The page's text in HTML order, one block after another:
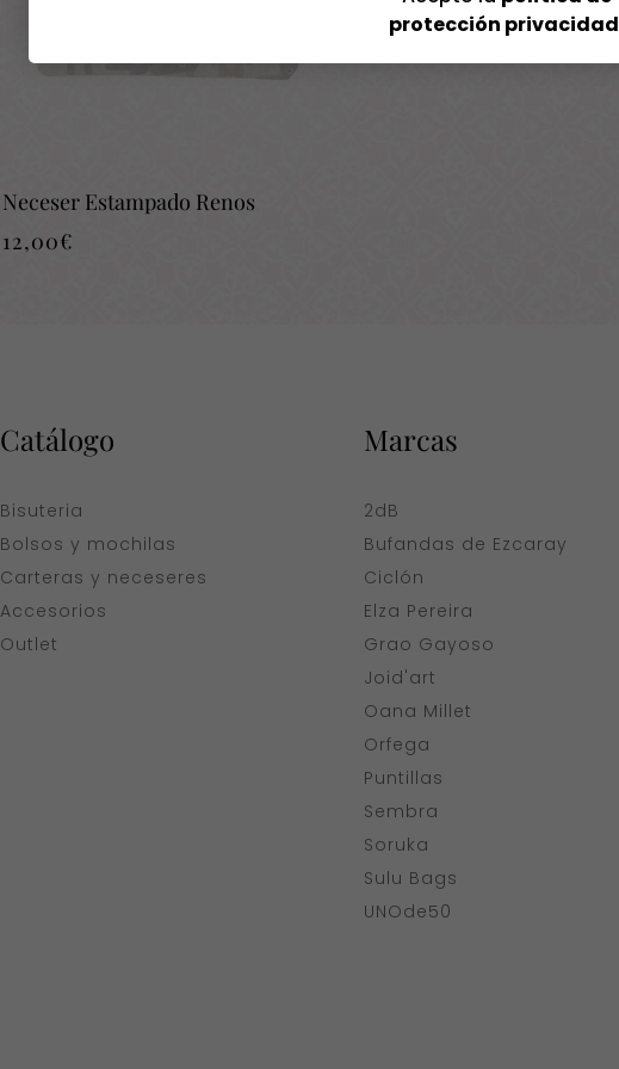
Neceser Estampado Renos
12,00€
Catálogo
Bisuteria
Bolsos y mochilas
Carteras y neceseres
Accesorios
Outlet
Marcas
2dB
Bufandas de Ezcaray
Ciclón
Elza Pereira
Grao Gayoso
Joid'art
Oana Millet
Orfega
Puntillas
Sembra
Soruka
Sulu Bags
UNOde50
protección privacidad